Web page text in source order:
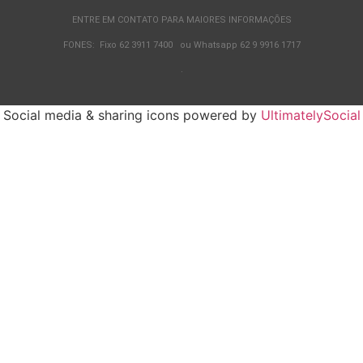
ENTRE EM CONTATO PARA MAIORES INFORMAÇÕES
FONES: Fixo 62 3911 7400 ou Whatsapp 62 9 9916 1717
.
Social media & sharing icons powered by UltimatelySocial